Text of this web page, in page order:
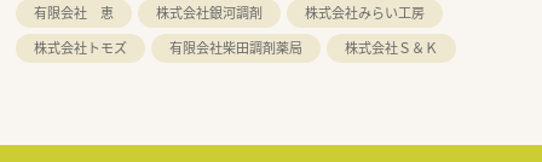
有限会社 恵
株式会社銀河調剤
株式会社みらい工房
株式会社トモズ
有限会社柴田調剤薬局 株式会社Ｓ＆Ｋ